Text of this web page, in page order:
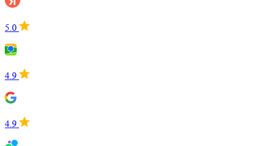
5.0
4.9
4.9